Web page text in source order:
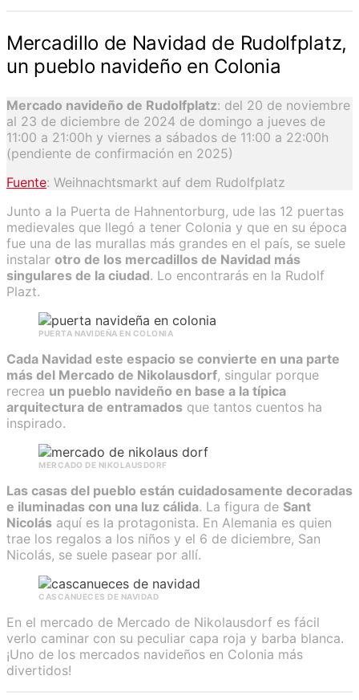
Mercadillo de Navidad de Rudolfplatz,
un pueblo navideño en Colonia
Mercado navideño de Rudolfplatz: del 20 de noviembre
al 23 de diciembre de 2024 de domingo a jueves de
11:00 a 21:00h y viernes a sábados de 11:00 a 22:00h
(pendiente de confirmación en 2025)
Fuente: Weihnachtsmarkt auf dem Rudolfplatz
Junto a la Puerta de Hahnentorburg, ude las 12 puertas
medievales que llegó a tener Colonia y que en su época
fue una de las murallas más grandes en el país, se suele
instalar otro de los mercadillos de Navidad más
singulares de la ciudad. Lo encontrarás en la Rudolf
Plazt.
PUERTA NAVIDEÑA EN COLONIA
Cada Navidad este espacio se convierte en una parte
más del Mercado de Nikolausdorf, singular porque
recrea un pueblo navideño en base a la típica
arquitectura de entramados que tantos cuentos ha
inspirado.
MERCADO DE NIKOLAUSDORF
Las casas del pueblo están cuidadosamente decoradas
e iluminadas con una luz cálida. La figura de Sant
Nicolás aquí es la protagonista. En Alemania es quien
trae los regalos a los niños y el 6 de diciembre, San
Nicolás, se suele pasear por allí.
CASCANUECES DE NAVIDAD
En el mercado de Mercado de Nikolausdorf es fácil
verlo caminar con su peculiar capa roja y barba blanca.
¡Uno de los mercados navideños en Colonia más
divertidos!